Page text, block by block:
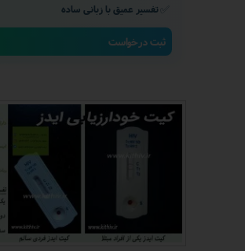
★
تفسیر عمیق با زبانی ساده
ثبت درخواست